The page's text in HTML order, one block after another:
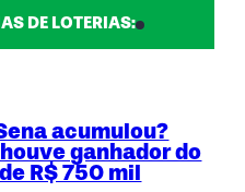
DE LOTERIAS:
acumulou?
ganhador do
R$ 750 mil